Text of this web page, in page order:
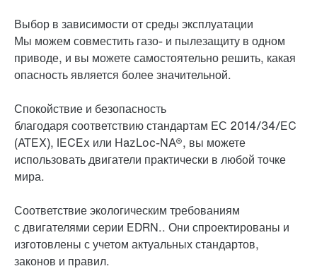
Выбор в зависимости от среды эксплуатации
Мы можем совместить газо- и пылезащиту в одном
приводе, и вы можете самостоятельно решить, какая
опасность является более значительной.
Спокойствие и безопасность
благодаря соответствию стандартам ЕС 2014/34/EC
(ATEX), IECEx или HazLoc-NA®, вы можете
использовать двигатели практически в любой точке
мира.
Соответствие экологическим требованиям
с двигателями серии EDRN.. Они спроектированы и
изготовлены с учетом актуальных стандартов,
законов и правил.